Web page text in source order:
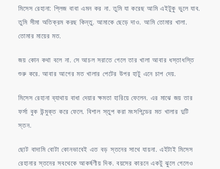
মিসেস রেহানা: প্লিজ বাবা এমন কর না. তুমি যা করেছ আমি এইটুকু ভুলে যাব.
তুমি সীমা অতিক্রম করছ কিন্তু. আমাকে ছেড়ে দাও. আমি তোমার খালা.
তোমার মায়ের মত.
জয় কোন কথা বলে না. সে আচল সরাতে গেলে তার খালা আবার ধস্তাধস্তি
শুরু করে. আবার আগের মত খালার পেটের উপর হাটু এনে চাপ দেয়.
মিসেস রেহানা ব্যাথায় বাধা দেয়ার ক্ষমতা হারিয়ে ফেলেন. এর মাঝে জয় তার
ফর্সা বুক উন্মুক্ত করে ফেলে. বিশাল স্তুপ করা মংসপিন্ডের মত খালার দুটি
স্তন.
ছোট বাদামি বোটা কোনভাবেই এত বড় স্তনের সাথে যায়না. এইটাই মিসেস
রেহানার স্তনের সবথেকে আকর্ষণীয় দিক. বয়সের কারনে একটু ঝুলে গেলেও